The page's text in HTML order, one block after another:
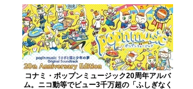
コナミ・ポップンミュージック20周年アルバ
ム。ニコ動等でビュー3千万超の「ふしぎなく